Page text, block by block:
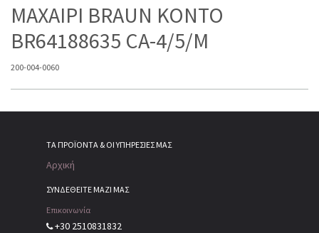
ΜΑXAIPI BRAUN KONTO
BR64188635 CA-4/5/M
200-004-0060
ΤΑ ΠΡΟΪΌΝΤΑ & ΟΙ ΥΠΗΡΕΣΊΕΣ ΜΑΣ
Αρχική
ΣΥΝΔΕΘΕΙΤΕ ΜΑΖΙ ΜΑΣ
Επικοινωνία
+30 2510831832